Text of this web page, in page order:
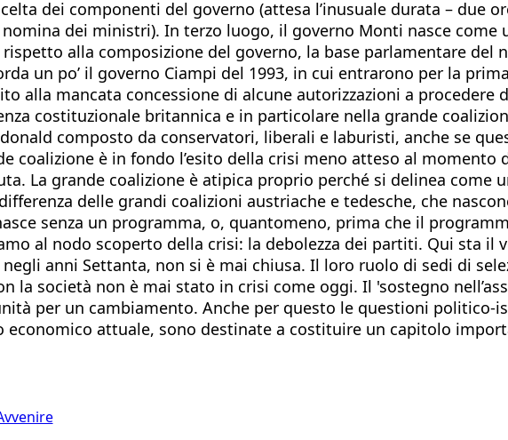
dei componenti del governo (attesa l’inusuale durata – due
dei ministri). In terzo luogo, il governo Monti nasce come
alla composizione del governo, la base parlamentare del
un po’ il governo Ciampi del 1993, in cui entrarono per la
alla mancata concessione di alcune autorizzazioni a procedere
costituzionale britannica e in particolare nella grande
composto da conservatori, liberali e laburisti, anche se
coalizione è in fondo l’esito della crisi meno atteso al
La grande coalizione è atipica proprio perché si delinea come
delle grandi coalizioni austriache e tedesche, che
senza un programma, o, quantomeno, prima che il
al nodo scoperto della crisi: la debolezza dei partiti. Qui sta il
anni Settanta, non si è mai chiusa. Il loro ruolo di sedi di
la società non è mai stato in crisi come oggi. Il 'sostegno
per un cambiamento. Anche per questo le questioni
economico attuale, sono destinate a costituire un capitolo